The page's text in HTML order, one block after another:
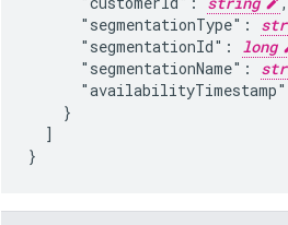
      "segmentationType":
      "segmentationId":
long
      "segmentationName":
    }
  ]
}